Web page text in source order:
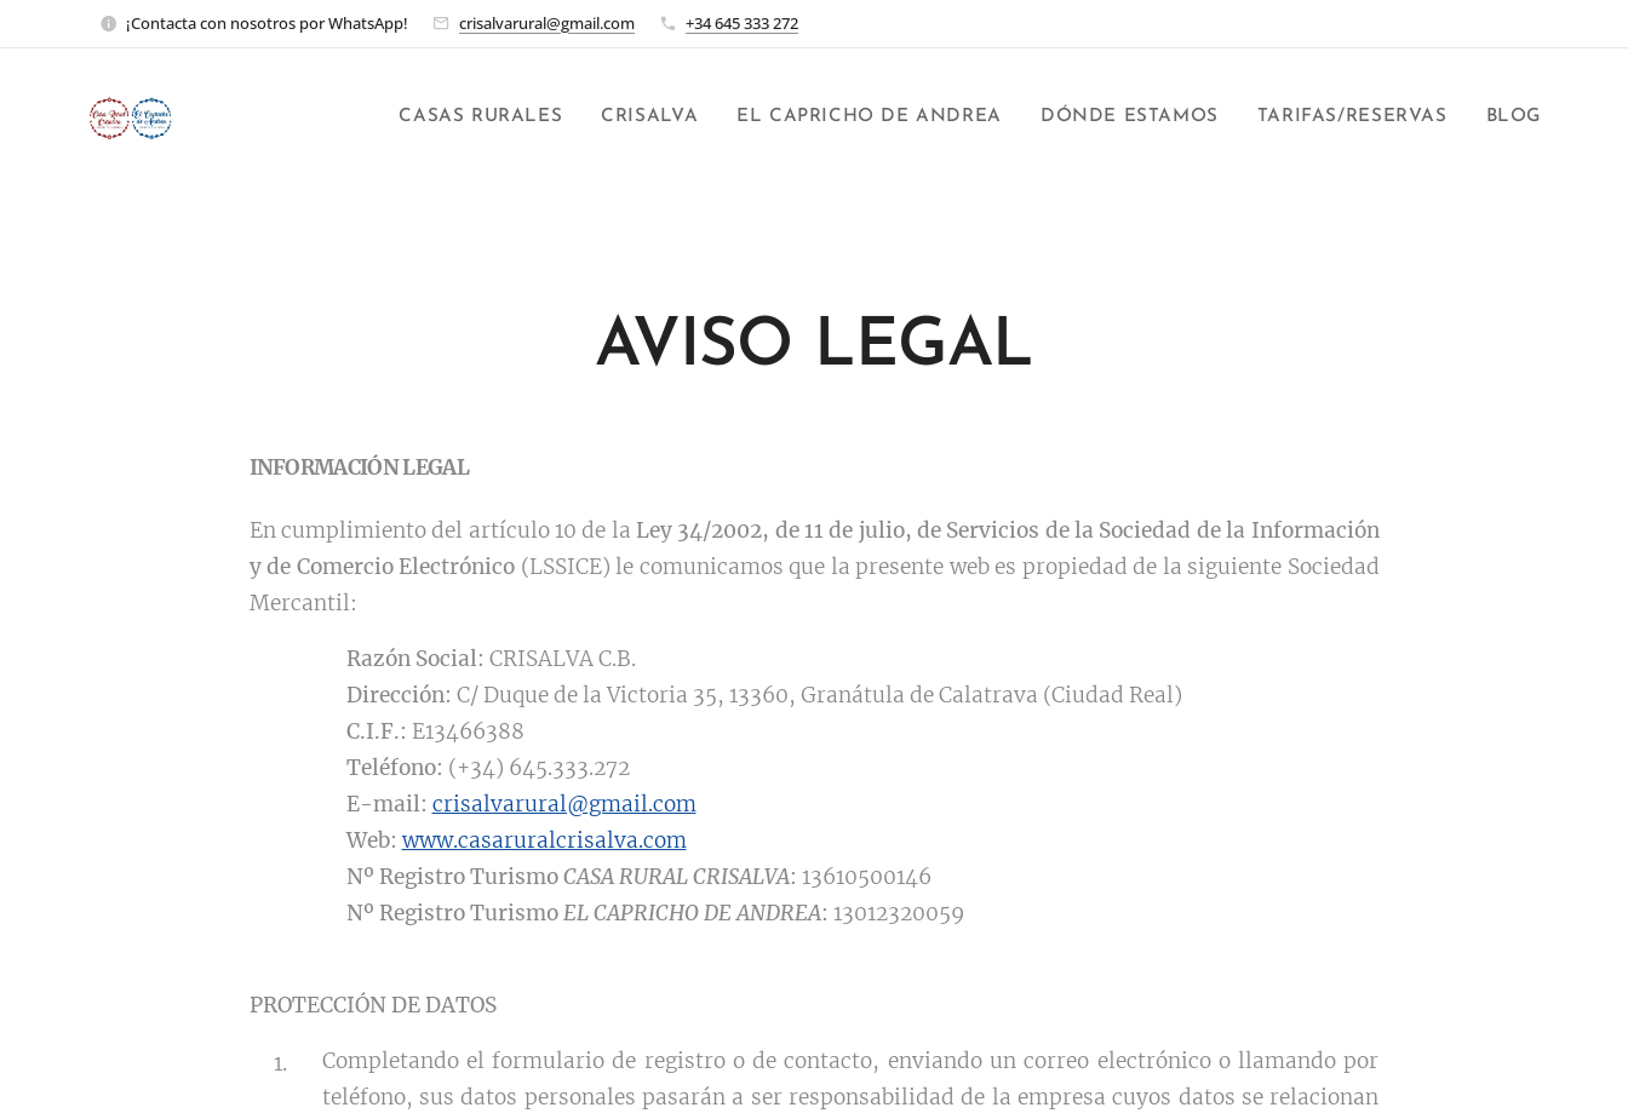
¡Contacta con nosotros por WhatsApp! crisalvarural@gmail.com +34 645 333 272
CASAS RURALES CRISALVA EL CAPRICHO DE ANDREA DÓNDE ESTAMOS TARIFAS/RESERVAS BLOG
AVISO LEGAL
INFORMACIÓN LEGAL
En cumplimiento del artículo 10 de la Ley 34/2002, de 11 de julio, de Servicios de la Sociedad de la Información
y de Comercio Electrónico (LSSICE) le comunicamos que la presente web es propiedad de la siguiente Sociedad
Mercantil:
Razón Social: CRISALVA C.B.
Dirección: C/ Duque de la Victoria 35, 13360, Granátula de Calatrava (Ciudad Real)
C.I.F.: E13466388
Teléfono: (+34) 645.333.272
E-mail: crisalvarural@gmail.com
Web: www.casaruralcrisalva.com
Nº Registro TurismoCASA RURAL CRISALVA: 13610500146
Nº Registro TurismoEL CAPRICHO DE ANDREA: 13012320059
PROTECCIÓN DE DATOS
Completando el formulario de registro o de contacto, enviando un correo electrónico o llamando por
teléfono, sus datos personales pasarán a ser responsabilidad de la empresa cuyos datos se relacionan